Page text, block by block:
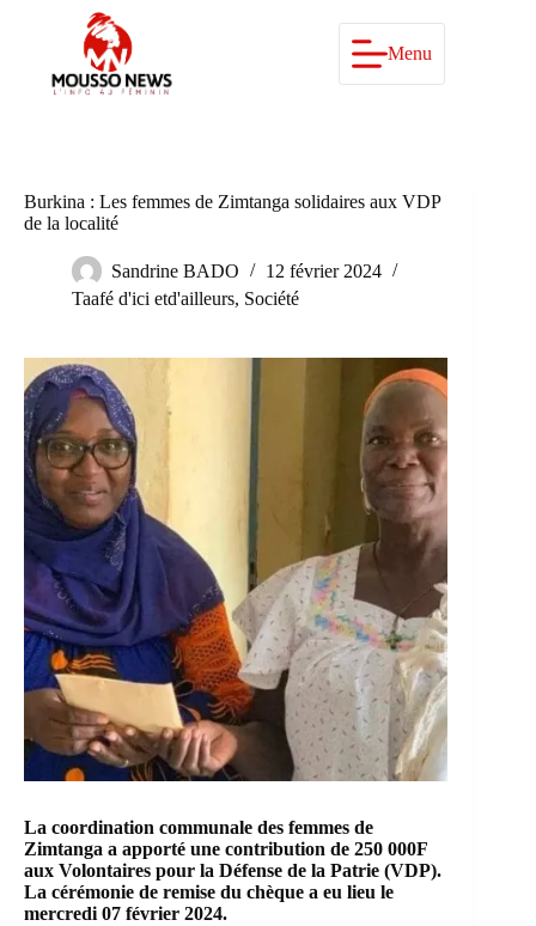
Menu
Burkina : Les femmes de Zimtanga solidaires aux VDP
de la localité
Sandrine BADO
12 février 2024
Taafé d'ici etd'ailleurs, Société
La coordination communale des femmes de
Zimtanga a apporté une contribution de 250 000F
aux Volontaires pour la Défense de la Patrie (VDP).
La cérémonie de remise du chèque a eu lieu le
mercredi 07 février 2024.